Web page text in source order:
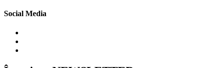
Social Media